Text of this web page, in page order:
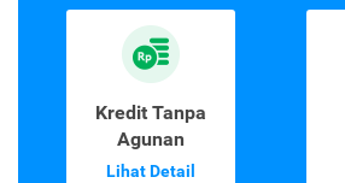
Kredit Tanpa
Agunan
Lihat Detail